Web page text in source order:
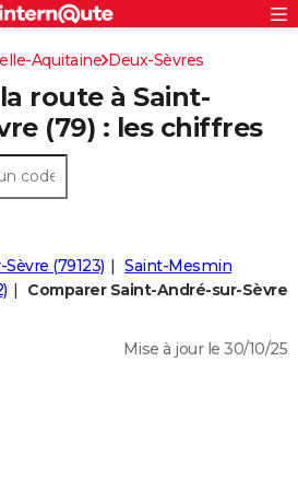
Rechercher
S'inscrire
Connexion
Aquitaine Deux-Sèvres
route à Saint-
(79) : les chiffres
(79123)
Saint-Mesmin
Comparer Saint-André-sur-Sèvre
Mise à jour le 30/10/25